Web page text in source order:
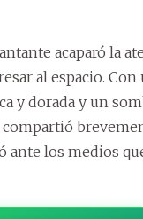
acaparó la
al espacio. Con
y dorada y un
compartió
ante los medios